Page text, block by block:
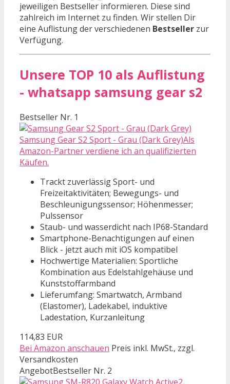
jeweiligen Bestseller informieren. Diese sind
zahlreich im Internet zu finden. Wir stellen Dir
eine Auflistung der verschiedenen Bestseller zur
Verfügung.
Unsere TOP 10 als Auflistung
- whatsapp samsung gear s2
Bestseller Nr. 1
Samsung Gear S2 Sport - Grau (Dark Grey)Als
Amazon-Partner verdiene ich an qualifizierten
Käufen.
Trackt zuverlässig Sport- und
Freizeitaktivitäten; Bewegungs- und
Beschleunigungssensor; Höhenmesser;
Pulssensor
Staub- und wasserdicht nach IP68-Standard
Smartphone-Benachtigungen auf einen
Blick - jetzt auch mit iOS kompatibel
Hochwertige Materialien: Sportliche
Kombination aus Edelstahlgehäuse und
Kunststoffarmband
Lieferumfang: Smartwatch, Armband
(Elastomer), Ladekabel, induktive
Ladestation, Kurzanleitung
114,83 EUR
Bei Amazon anschauen Preis inkl. MwSt., zzgl.
Versandkosten
AngebotBestseller Nr. 2